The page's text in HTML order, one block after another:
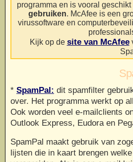
programma en is vooral
gebruiken. McAfee is een
virussoftware en
Kijk op de site van McAfee
* SpamPal: dit spamfilter
over. Het programma werkt op
Ook worden veel e-mailclients
Outlook Express, Eudora en
SpamPal maakt gebruik van
lijsten die in kaart brengen